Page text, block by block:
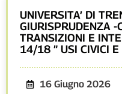
UNIVERSITA’ DI
GIURISPRUDENZA -
TRANSIZIONI E
14/18 ” USI CIVICI E
16 Giugno 2026